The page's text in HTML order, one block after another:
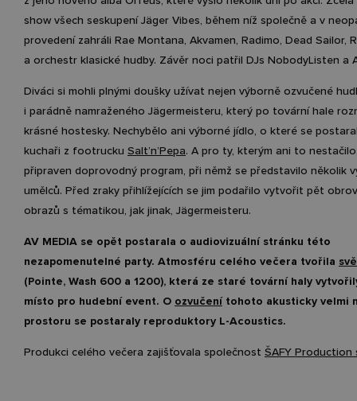
show všech seskupení Jäger Vibes, během níž společně a v
provedení zahráli Rae Montana, Akvamen, Radimo, Dead Sailor,
a orchestr klasické hudby. Závěr noci patřil DJs NobodyListen a
Diváci si mohli plnými doušky užívat nejen výborně ozvučené
i parádně namraženého Jägermeisteru, který po tovární hale
krásné hostesky. Nechybělo ani výborné jídlo, o které se
kuchaři z footrucku Salt’n’Pepa. A pro ty, kterým ani to
připraven doprovodný program, při němž se představilo několik
umělců. Před zraky přihlížejících se jim podařilo vytvořit pět
obrazů s tématikou, jak jinak, Jägermeisteru.
AV MEDIA se opět postarala o audiovizuální stránku této
nezapomenutelné party. Atmosféru celého večera tvořila
(Pointe, Wash 600 a 1200), která ze staré tovární haly
místo pro hudební event. O ozvučenítohoto akusticky velmi
prostoru se postaraly reproduktory L-Acoustics.
Produkci celého večera zajišťovala společnost ŠAFY Production